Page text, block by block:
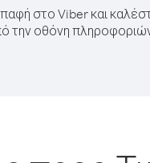
στο Viber και
την οθόνη